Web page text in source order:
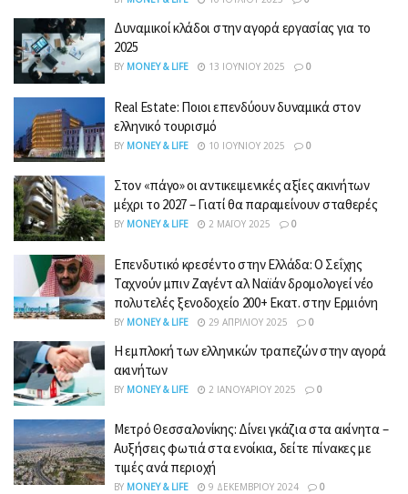
Δυναμικοί κλάδοι στην αγορά εργασίας για το
2025
BY MONEY & LIFE 13 ΙΟΥΝΊΟΥ 2025 0
Real Estate: Ποιοι επενδύουν δυναμικά στον
ελληνικό τουρισμό
BY MONEY & LIFE 10 ΙΟΥΝΊΟΥ 2025 0
Στον «πάγο» οι αντικειμενικές αξίες ακινήτων
μέχρι το 2027 – Γιατί θα παραμείνουν σταθερές
BY MONEY & LIFE 2 ΜΑΪ́ΟΥ 2025 0
Επενδυτικό κρεσέντο στην Ελλάδα: Ο Σεΐχης
Ταχνούν μπιν Ζαγέντ αλ Ναϊάν δρομολογεί νέο
πολυτελές ξενοδοχείο 200+ Εκατ. στην Ερμιόνη
BY MONEY & LIFE 29 ΑΠΡΙΛΊΟΥ 2025 0
Η εμπλοκή των ελληνικών τραπεζών στην αγορά
ακινήτων
BY MONEY & LIFE 2 ΙΑΝΟΥΑΡΊΟΥ 2025 0
Μετρό Θεσσαλονίκης: Δίνει γκάζια στα ακίνητα –
Αυξήσεις φωτιά στα ενοίκια, δείτε πίνακες με
τιμές ανά περιοχή
BY MONEY & LIFE 9 ΔΕΚΕΜΒΡΊΟΥ 2024 0